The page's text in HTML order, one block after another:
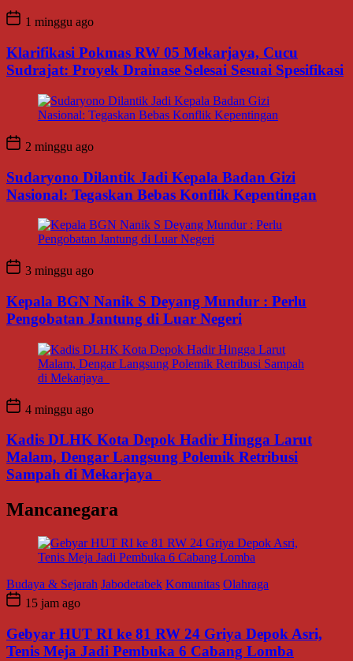
1 minggu ago
Klarifikasi Pokmas RW 05 Mekarjaya, Cucu
Sudrajat: Proyek Drainase Selesai Sesuai Spesifikasi
2 minggu ago
Sudaryono Dilantik Jadi Kepala Badan Gizi
Nasional: Tegaskan Bebas Konflik Kepentingan
3 minggu ago
Kepala BGN Nanik S Deyang Mundur : Perlu
Pengobatan Jantung di Luar Negeri
4 minggu ago
Kadis DLHK Kota Depok Hadir Hingga Larut
Malam, Dengar Langsung Polemik Retribusi
Sampah di Mekarjaya
Mancanegara
Budaya & Sejarah Jabodetabek Komunitas Olahraga
15 jam ago
Gebyar HUT RI ke 81 RW 24 Griya Depok Asri,
Tenis Meja Jadi Pembuka 6 Cabang Lomba